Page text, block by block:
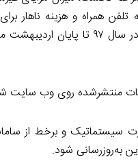
همراه و هزینه ناهار
همچنین حداقل، میانگین و حداکثر دریافتی هریک از
و برخط از
به‌روزرسانی شود.